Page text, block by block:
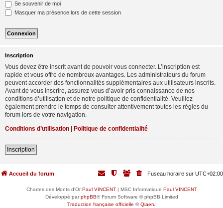
Se souvenir de moi
Masquer ma présence lors de cette session
Inscription
Vous devez être inscrit avant de pouvoir vous connecter. L’inscription est
rapide et vous offre de nombreux avantages. Les administrateurs du forum
peuvent accorder des fonctionnalités supplémentaires aux utilisateurs inscrits.
Avant de vous inscrire, assurez-vous d’avoir pris connaissance de nos
conditions d’utilisation et de notre politique de confidentialité. Veuillez
également prendre le temps de consulter attentivement toutes les règles du
forum lors de votre navigation.
Conditions d’utilisation | Politique de confidentialité
Inscription
Accueil du forum Fuseau horaire sur UTC+02:00
Chartes des Monts d'OrPaul VINCENT| MSC Informatique Paul VINCENT
Développé parphpBB® Forum Software © phpBB Limited
Traduction française officielle ©Qiaeru